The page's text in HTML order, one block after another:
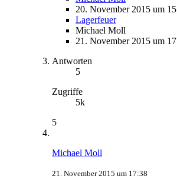
20. November 2015 um
Lagerfeuer
Michael Moll
21. November 2015 um
Antworten
5
Zugriffe
5k
5
Michael Moll
21. November 2015 um 17:38